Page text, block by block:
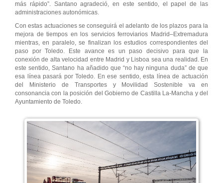
más rápido”. Santano agradeció, en este sentido, el papel de las
administraciones autonómicas.
Con estas actuaciones se conseguirá el adelanto de los plazos para la
mejora de tiempos en los servicios ferroviarios Madrid–Extremadura
mientras, en paralelo, se finalizan los estudios correspondientes del
paso por Toledo. Este avance es un paso decisivo para que la
conexión de alta velocidad entre Madrid y Lisboa sea una realidad. En
este sentido, Santano ha añadido que “no hay ninguna duda” de que
esa línea pasará por Toledo. En ese sentido, esta línea de actuación
del Ministerio de Transportes y Movilidad Sostenible va en
consonancia con la posición del Gobierno de Castilla La-Mancha y del
Ayuntamiento de Toledo.